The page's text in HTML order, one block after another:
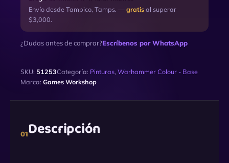
Envío desde Tampico, Tamps. —gratisal superar
$3,000.
¿Dudas antes de comprar?Escríbenos por WhatsApp
SKU: 51253Categoría: Pinturas, Warhammer Colour - Base
Marca: Games Workshop
01Descripción